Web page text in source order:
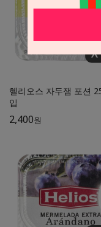
헬리오스 자두잼 포션
입
2,400원